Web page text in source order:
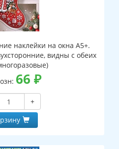
наклейки на окна А5+.
видны с обеих
66 ₽
+